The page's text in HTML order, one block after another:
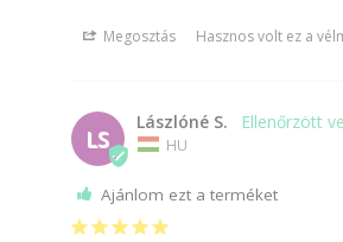
Megosztás Hasznos volt ez a
LS
Lászlóné S.
HU
Ajánlom ezt a terméket